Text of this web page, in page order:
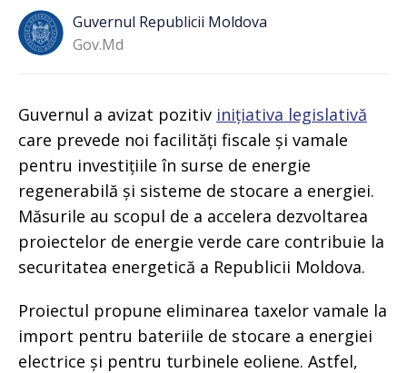
Guvernul Republicii Moldova
Gov.md
Guvernul a avizat pozitiv inițiativa legislativă
care prevede noi facilități fiscale și vamale
pentru investițiile în surse de energie
regenerabilă și sisteme de stocare a energiei.
Măsurile au scopul de a accelera dezvoltarea
proiectelor de energie verde care contribuie la
securitatea energetică a Republicii Moldova.
Proiectul propune eliminarea taxelor vamale la
import pentru bateriile de stocare a energiei
electrice și pentru turbinele eoliene. Astfel,